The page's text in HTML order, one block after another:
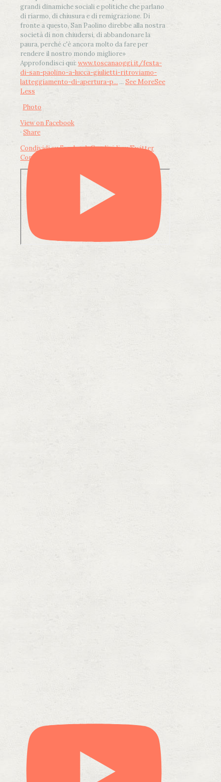
grandi dinamiche sociali e politiche che parlano
di riarmo, di chiusura e di remigrazione. Di
fronte a questo, San Paolino direbbe alla nostra
società di non chiudersi, di abbandonare la
paura, perché c'è ancora molto da fare per
rendere il nostro mondo migliore»
Approfondisci qui: www.toscanaoggi.it/festa-
di-san-paolino-a-lucca-giulietti-ritroviamo-
latteggiamento-di-apertura-p... ... See MoreSee
Less
Photo
View on Facebook
· Share
Condividi su FacebookCondividi su Twitter
Condividi su LinkedIn